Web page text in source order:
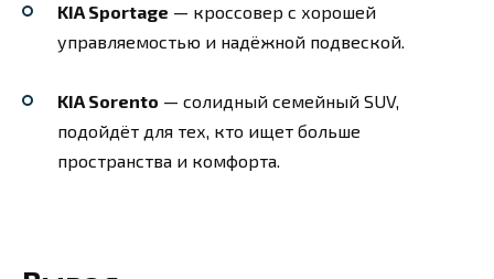
KIA Sportage — кроссовер с хорошей
управляемостью и надёжной подвеской.
KIA Sorento — солидный семейный SUV,
подойдёт для тех, кто ищет больше
пространства и комфорта.